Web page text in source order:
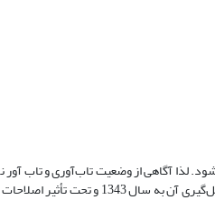
لذا آگاهی از وضعیت تاب‌آوری و تاب آور
جوامع شهری دارای اهمیت خاصی می‌باشد. محله سهرابیه سکونتگاهی غیررسمی می‌باشد که ریشه شکل‌گیری آن به